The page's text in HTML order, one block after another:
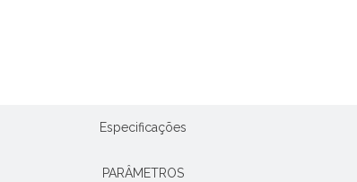
Especificações
PARÂMETROS